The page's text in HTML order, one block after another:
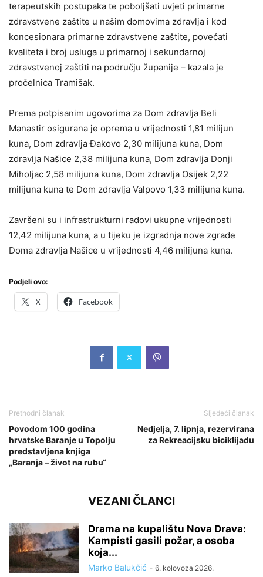
terapeutskih postupaka te poboljšati uvjeti primarne
zdravstvene zaštite u našim domovima zdravlja i kod
koncesionara primarne zdravstvene zaštite, povećati
kvaliteta i broj usluga u primarnoj i sekundarnoj
zdravstvenoj zaštiti na području županije – kazala je
pročelnica Tramišak.
Prema potpisanim ugovorima za Dom zdravlja Beli
Manastir osigurana je oprema u vrijednosti 1,81 milijun
kuna, Dom zdravlja Đakovo ­2,30 milijuna kuna, Dom
zdravlja Našice 2,38 milijuna kuna, Dom zdravlja Donji
Miholjac 2,58 milijuna kuna, Dom zdravlja Osijek 2,22
milijuna kuna te Dom zdravlja Valpovo 1,33 milijuna kuna.
Završeni su i infrastrukturni radovi ukupne vrijednosti
12,42 milijuna kuna, a u tijeku je izgradnja nove zgrade
Doma zdravlja Našice u vrijednosti 4,46 milijuna kuna.
Podjeli ovo:
X Facebook
Prethodni članak
Povodom 100 godina
hrvatske Baranje u Topolju
predstavljena knjiga
„Baranja – život na rubu“
Sljedeći članak
Nedjelja, 7. lipnja, rezervirana
za Rekreacijsku biciklijadu
VEZANI ČLANCI
Drama na kupalištu Nova Drava:
Kampisti gasili požar, a osoba
koja...
Marko Balukčić - 6. kolovoza 2026.